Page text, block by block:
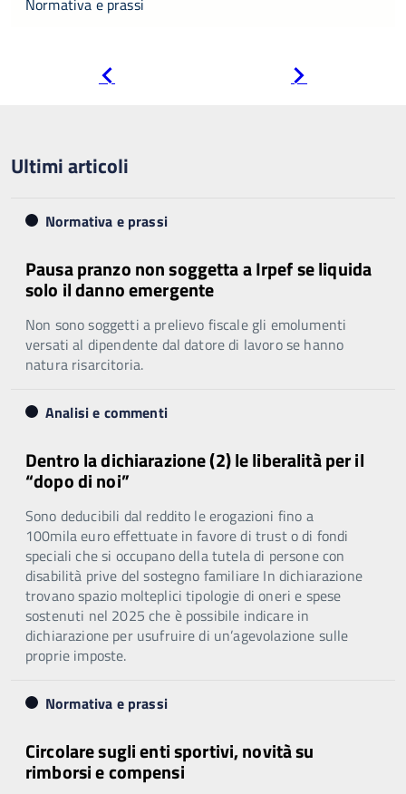
Ultimi articoli
Normativa e prassi
Pausa pranzo non soggetta a Irpef se liquida
solo il danno emergente
Non sono soggetti a prelievo fiscale gli emolumenti
versati al dipendente dal datore di lavoro se hanno
natura risarcitoria.
Analisi e commenti
Dentro la dichiarazione (2) le liberalità per il
“dopo di noi”
Sono deducibili dal reddito le erogazioni fino a
100mila euro effettuate in favore di trust o di fondi
speciali che si occupano della tutela di persone con
disabilità prive del sostegno familiare In dichiarazione
trovano spazio molteplici tipologie di oneri e spese
sostenuti nel 2025 che è possibile indicare in
dichiarazione per usufruire di un’agevolazione sulle
proprie imposte.
Normativa e prassi
Circolare sugli enti sportivi, novità su
rimborsi e compensi